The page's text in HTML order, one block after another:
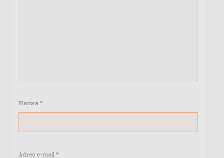
Nazwa *
Adres e-mail *